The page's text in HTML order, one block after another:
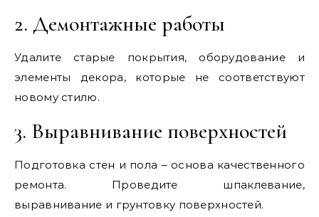
2. Демонтажные работы
Удалите старые покрытия, оборудование и
элементы декора, которые не соответствуют
новому стилю.
3. Выравнивание поверхностей
Подготовка стен и пола – основа качественного
ремонта. Проведите шпаклевание,
выравнивание и грунтовку поверхностей.